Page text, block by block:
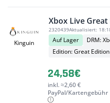
Kinguin
Xbox Live
2320439Aktualisiert:
Auf Lager DRM:
Edition: Great Edition
24,58€
inkl. ≈2,60 €
PayPal/Kartengebühr